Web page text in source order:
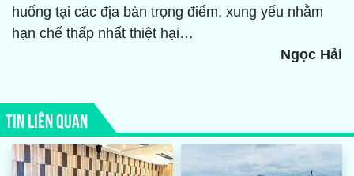
huống tại các địa bàn trọng điểm, xung yếu nhằm
hạn chế thấp nhất thiệt hại…
Ngọc Hải
TIN LIÊN QUAN